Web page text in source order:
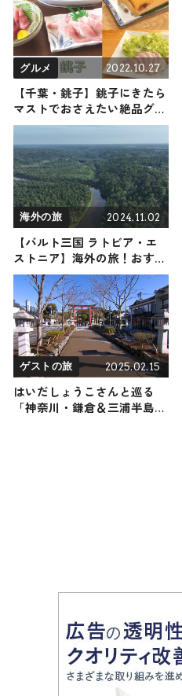
グルメ 2022.10.27
【千葉・銚子】銚子にきたら
マストでおさえたい絶品グル
メ３選！
海外の旅 2024.11.02
【バルト三国 ラトビア・エ
ストニア】海外の旅！おすす
め観光スポットやグルメをリ
ポート 2024年11月2日放送
ゲストの旅 2025.02.15
はいだしょうこさんと巡る
「神奈川・鎌倉＆三浦半島」